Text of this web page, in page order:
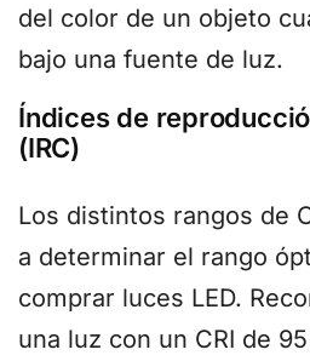
del color de un objeto
bajo una fuente de luz.
Índices de
(IRC)
Los distintos rangos de
a determinar el rango
comprar luces LED.
una luz con un CRI de